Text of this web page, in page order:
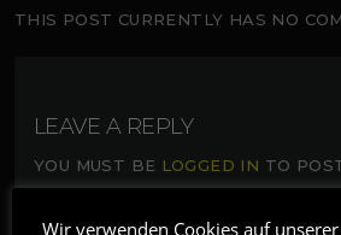
THIS POST CURRENTLY HAS NO
LEAVE A REPLY
YOU MUST BE LOGGED IN TO
Wir verwenden Cookies auf